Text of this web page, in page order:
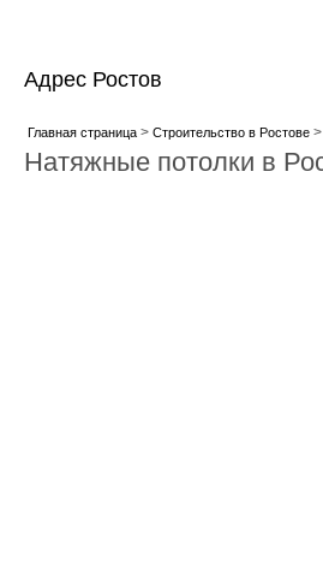
Адрес Ростов
Главная страница> Строительство в Ростове>
Натяжные потолки в